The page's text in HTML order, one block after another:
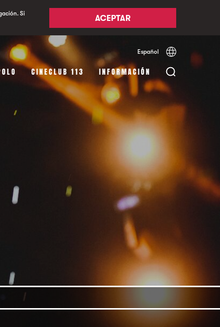
Si
ACEPTAR
Español Català English
CINECLUB 113 INFORMACIÓN